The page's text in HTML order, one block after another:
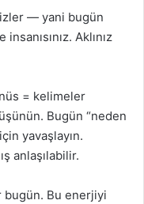
— yani bugün
Aklınız
= kelimeler
Bugün “neden
yavaşlayın.
anlaşılabilir.
Bu enerjiyi